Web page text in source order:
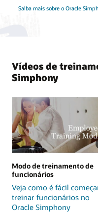
Saiba mais sobre o Oracle
Vídeos de
Simphony
Modo de treinamento de
funcionários
Veja como é fácil
treinar funcionários no
Oracle Simphony